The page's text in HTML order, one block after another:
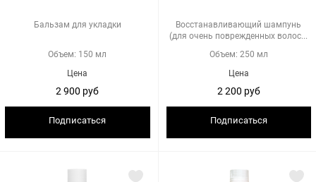
Бальзам для укладки
Объем: 150 мл
Цена
2 900 руб
Подписаться
Восстанавливающий шампунь
(для очень поврежденных волос...
Объем: 250 мл
Цена
2 200 руб
Подписаться